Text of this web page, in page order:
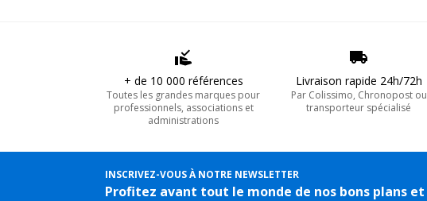
+ de 10 000 références
Toutes les grandes marques pour
professionnels, associations et
administrations
Livraison rapide 24h/72h
Par Colissimo, Chronopost ou
transporteur spécialisé
INSCRIVEZ-VOUS À NOTRE NEWSLETTER
Profitez avant tout le monde de nos bons plans et